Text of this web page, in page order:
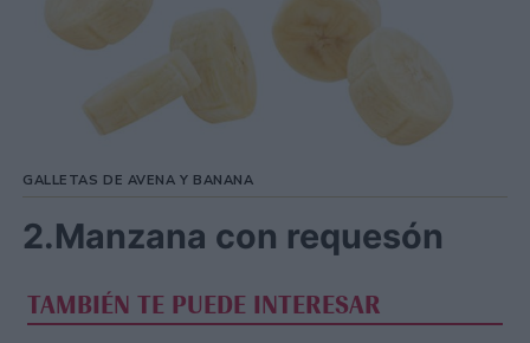
GALLETAS DE AVENA Y BANANA
2.Manzana con requesón
TAMBIÉN TE PUEDE INTERESAR